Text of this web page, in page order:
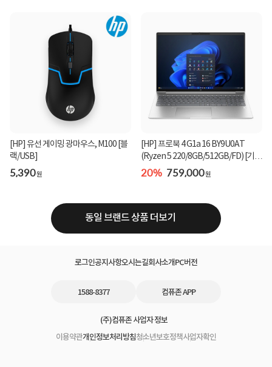
[HP] 유선 게이밍 광마우스, M100 [블
랙/USB]
5,390원
[HP] 프로북 4 G1a 16 BY9U0AT
(Ryzen 5 220/8GB/512GB/FD) [기본
제품]★컴퓨존 단독...
20% 759,000원
동일 브랜드 상품 더보기
로그인공지사항오시는길회사소개PC버전
1588-8377 컴퓨존 APP
(주)컴퓨존 사업자 정보
이용약관개인정보처리방침청소년보호정책사업자확인